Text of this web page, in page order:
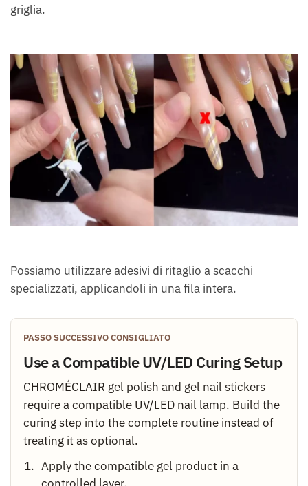
griglia.
Possiamo utilizzare adesivi di ritaglio a scacchi
specializzati, applicandoli in una fila intera.
PASSO SUCCESSIVO CONSIGLIATO
Use a Compatible UV/LED Curing Setup
CHROMÉCLAIR gel polish and gel nail stickers
require a compatible UV/LED nail lamp. Build the
curing step into the complete routine instead of
treating it as optional.
Apply the compatible gel product in a